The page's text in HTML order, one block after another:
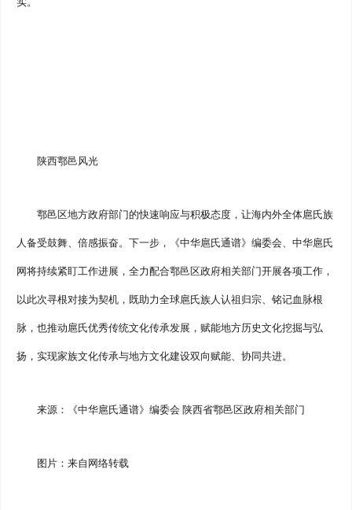
实。
陕西鄠邑风光
鄠邑区地方政府部门的快速响应与积极态度，让海内外全体扈氏族
人备受鼓舞、倍感振奋。下一步，《中华扈氏通谱》编委会、中华扈氏
网将持续紧盯工作进展，全力配合鄠邑区政府相关部门开展各项工作，
以此次寻根对接为契机，既助力全球扈氏族人认祖归宗、铭记血脉根
脉，也推动扈氏优秀传统文化传承发展，赋能地方历史文化挖掘与弘
扬，实现家族文化传承与地方文化建设双向赋能、协同共进。
来源：《中华扈氏通谱》编委会 陕西省鄠邑区政府相关部门
图片：来自网络转载